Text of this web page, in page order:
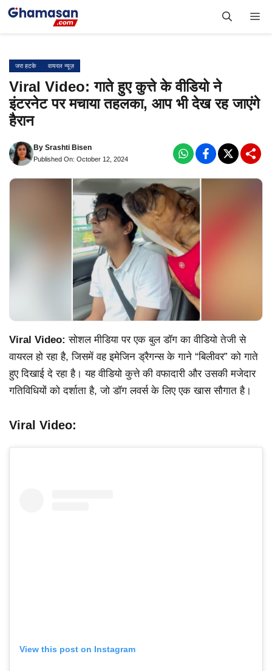
Skip
जरा हटके वायरल न्यूज़
Viral Video: गाते हुए कुत्ते के वीडियो ने
इंटरनेट पर मचाया तहलका, आप भी देख रह जाएंगे
हैरान
By Srashti Bisen
Published On: October 12, 2024
Viral Video:सोशल मीडिया पर एक बुल डॉग का वीडियो तेजी से
वायरल हो रहा है, जिसमें वह इमेजिन ड्रैगन्स के गाने “बिलीवर” को गाते
हुए दिखाई दे रहा है। यह वीडियो कुत्ते की वफादारी और उसकी मजेदार
गतिविधियों को दर्शाता है, जो डॉग लवर्स के लिए एक खास सौगात है।
Viral Video:
View this post on Instagram